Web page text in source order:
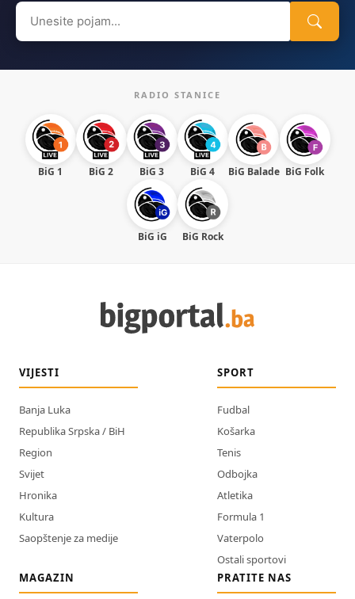
Search
for:
RADIO STANICE
BiG 1 BiG 2 BiG 3 BiG 4 BiG Balade BiG Folk
BiG iG BiG Rock
VIJESTI
Banja Luka
Republika Srpska / BiH
Region
Svijet
Hronika
Kultura
Saopštenje za medije
SPORT
Fudbal
Košarka
Tenis
Odbojka
Atletika
Formula 1
Vaterpolo
Ostali sportovi
MAGAZIN
PRATITE NAS